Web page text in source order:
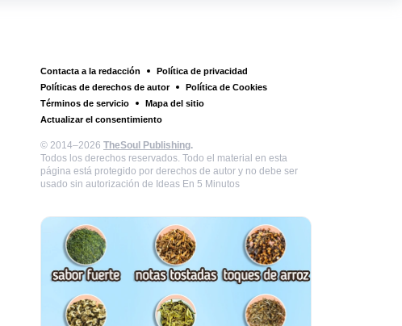
Contacta a la redacción
Política de privacidad
Políticas de derechos de autor
Política de Cookies
Términos de servicio
Mapa del sitio
Actualizar el consentimiento
© 2014–2026 TheSoul Publishing.
Todos los derechos reservados. Todo el material en esta
página está protegido por derechos de autor y no debe ser
usado sin autorización de Ideas En 5 Minutos